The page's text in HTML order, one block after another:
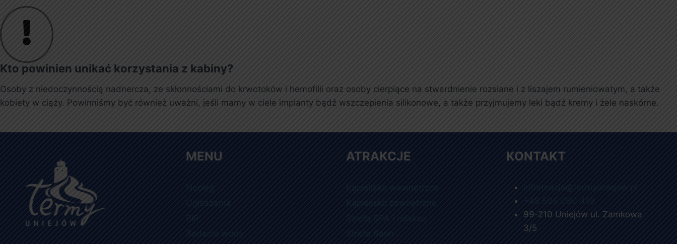
Kto powinien unikać korzystania z kabiny?
Osoby z niedoczynnością nadnercza, ze skłonnościami do krwotoków i hemofilii oraz osoby cierpiące na stwardnienie rozsiane i z liszajem rumieniowatym, a także
kobiety w ciąży. Powinniśmy być również uważni, jeśli mamy w ciele implanty bądź wszczepienia silikonowe, a także przyjmujemy leki bądź kremy i żele naskórne.
MENU
Nocleg
Ogłoszenia
BIP
Badania wody
ATRAKCJE
Kąpielisko wewnętrzne
Kąpielisko zewnętrzne
Strefa SPA i relaksu
Strefa Saun
KONTAKT
informacja@termyuniejow.pl
+48 506 090 419
99-210 Uniejów ul. Zamkowa
3/5